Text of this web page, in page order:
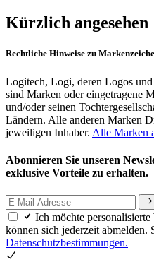
Kürzlich angesehen
Rechtliche Hinweise zu
Logitech, Logi, deren Logos
sind Marken oder eingetragene
und/oder seinen
Ländern. Alle anderen Marken
jeweiligen Inhaber. Alle Marken
Abonnieren Sie unseren
exklusive Vorteile zu erhalten.
Ich möchte
können sich jederzeit abmelden.
Datenschutzbestimmungen.